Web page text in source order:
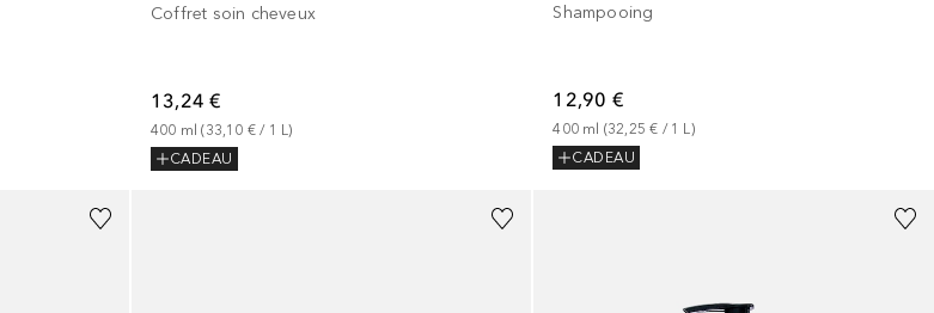
Coffret soin cheveux
13,24 €
400 ml (33,10 € / 1 L)
CADEAU
Shampooing
12,90 €
400 ml (32,25 € / 1 L)
CADEAU